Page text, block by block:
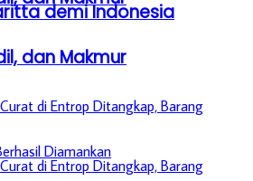
demi Indonesia
dan Makmur